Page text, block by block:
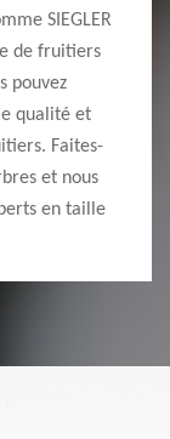
SIEGLER
de fruitiers
pouvez
qualité et
Faites-
et nous
en taille